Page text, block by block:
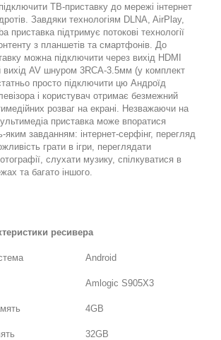
ТВ-приставку до мережі інтернет
Завдяки технологіям DLNA, AirPlay,
приставка підтримує потокові технології
з планшетів та смартфонів. До
можна підключити через вихід HDMI
вихід AV шнуром 3RCA-3.5мм (у комплект
просто підключити цю Андроїд
і користувач отримає безмежний
розваг на екрані. Незважаючи на
приставка може впоратися
яким завданням: інтернет-серфінг, перегляд
грати в ігри, переглядати
слухати музику, спілкуватися в
та багато іншого.
ресивера
Android
Amlogic S905X3
4GB
32GB